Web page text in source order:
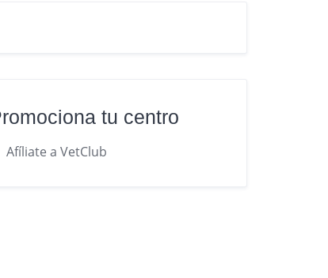
tu centro
Afíliate a VetClub